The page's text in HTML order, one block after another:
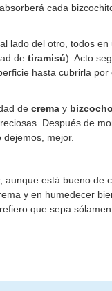
cada
lado del otro, todos
de tiramisú). Acto
hasta cubrirla
de crema y
Después de
mejor.
está bueno de
y en humedecer
que sepa